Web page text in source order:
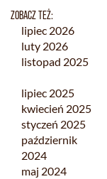
ZOBACZ TEŻ:
lipiec 2026
luty 2026
listopad 2025
lipiec 2025
kwiecień 2025
styczeń 2025
październik
2024
maj 2024